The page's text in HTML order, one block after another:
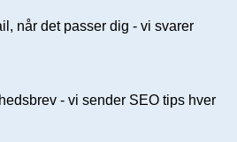
når det passer dig - vi svarer
- vi sender SEO tips hver